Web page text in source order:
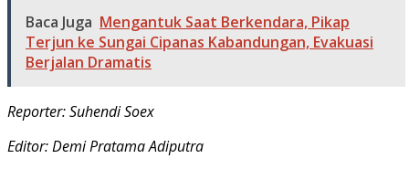
Baca Juga Mengantuk Saat Berkendara, Pikap
Terjun ke Sungai Cipanas Kabandungan, Evakuasi
Berjalan Dramatis
Reporter: Suhendi Soex
Editor: Demi Pratama Adiputra